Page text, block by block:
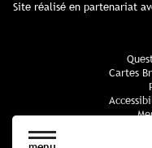
Site réalisé en partenariat
Cartes